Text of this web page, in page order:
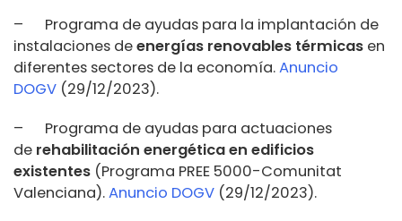
– Programa de ayudas para la implantación de
instalaciones deenergías renovables térmicas en
diferentes sectores de la economía.Anuncio
DOGV (29/12/2023).
– Programa de ayudas para actuaciones
de rehabilitación energética en edificios
existentes (Programa PREE 5000-Comunitat
Valenciana).Anuncio DOGV (29/12/2023).